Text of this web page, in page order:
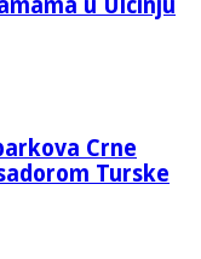
u Ulcinju
Crne
Turske